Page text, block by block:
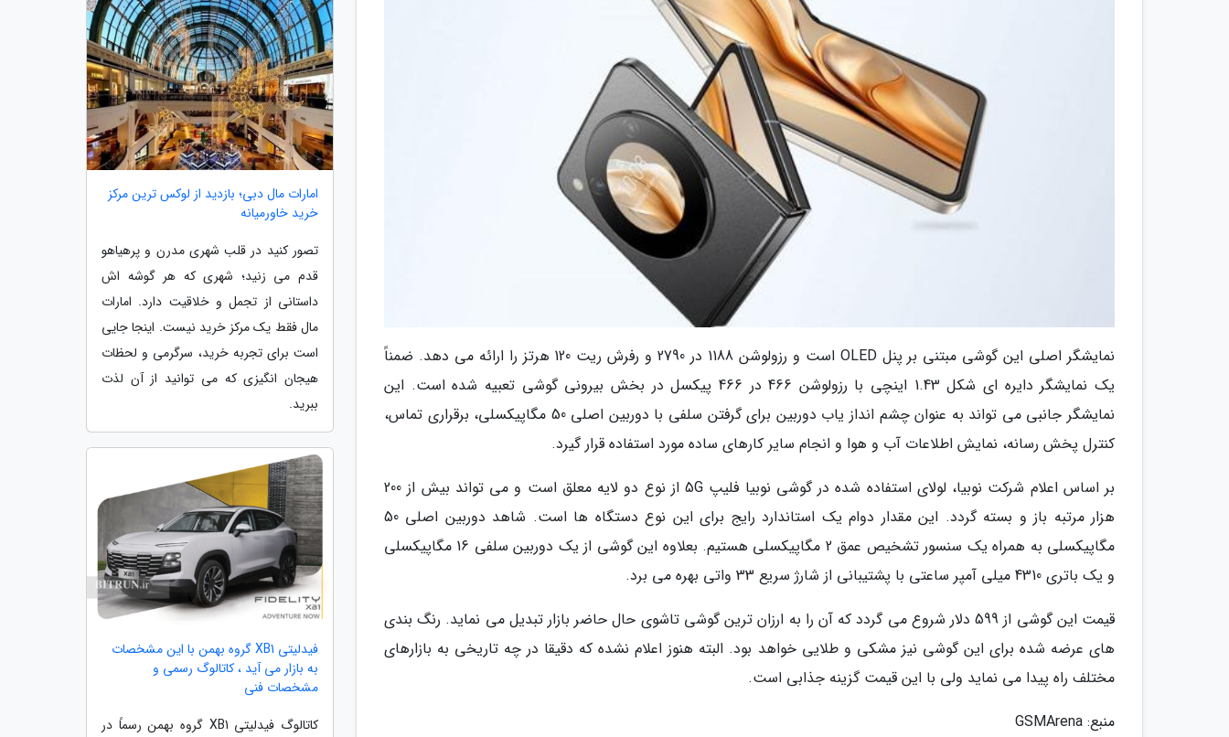
نمایشگر اصلی این گوشی مبتنی بر پنل OLED است و رزولوشن 1188 در 2790 و رفرش ریت 120 هرتز را ارائه می دهد. ضمناً
یک نمایشگر دایره ای شکل 1.43 اینچی با رزولوشن 466 در 466 پیکسل در بخش بیرونی گوشی تعبیه شده است. این
نمایشگر جانبی می تواند به عنوان چشم انداز یاب دوربین برای گرفتن سلفی با دوربین اصلی 50 مگاپیکسلی، برقراری تماس،
کنترل پخش رسانه، نمایش اطلاعات آب و هوا و انجام سایر کارهای ساده مورد استفاده قرار گیرد.
بر اساس اعلام شرکت نوبیا، لولای استفاده شده در گوشی نوبیا فلیپ 5G از نوع دو لایه معلق است و می تواند بیش از 200
هزار مرتبه باز و بسته گردد. این مقدار دوام یک استاندارد رایج برای این نوع دستگاه ها است. شاهد دوربین اصلی 50
مگاپیکسلی به همراه یک سنسور تشخیص عمق 2 مگاپیکسلی هستیم. بعلاوه این گوشی از یک دوربین سلفی 16 مگاپیکسلی
و یک باتری 4310 میلی آمپر ساعتی با پشتیبانی از شارژ سریع 33 واتی بهره می برد.
قیمت این گوشی از 599 دلار شروع می گردد که آن را به ارزان ترین گوشی تاشوی حال حاضر بازار تبدیل می نماید. رنگ بندی
های عرضه شده برای این گوشی نیز مشکی و طلایی خواهد بود. البته هنوز اعلام نشده که دقیقا در چه تاریخی به بازارهای
مختلف راه پیدا می نماید ولی با این قیمت گزینه جذابی است.
منبع: GSMArena
امارات مال دبی؛ بازدید از لوکس ترین مرکز
خرید خاورمیانه
تصور کنید در قلب شهری مدرن و پرهیاهو
قدم می زنید؛ شهری که هر گوشه اش
داستانی از تجمل و خلاقیت دارد. امارات
مال فقط یک مرکز خرید نیست. اینجا جایی
است برای تجربه خرید، سرگرمی و لحظات
هیجان انگیزی که می توانید از آن لذت
ببرید.
فیدلیتی XB1 گروه بهمن با این مشخصات
به بازار می آید ، کاتالوگ رسمی و
مشخصات فنی
کاتالوگ فیدلیتی XB1 گروه بهمن رسماً در